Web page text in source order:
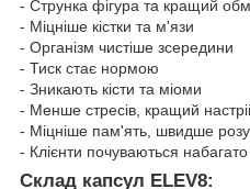
- Струнка фігура та кращий
- Міцніше кістки та м'язи
- Організм чистіше зсередини
- Тиск стає нормою
- Зникають кісти та міоми
- Менше стресів, кращий
- Міцніше пам'ять, швидше
- Клієнти почуваються набагато
Склад капсул ELEV8: